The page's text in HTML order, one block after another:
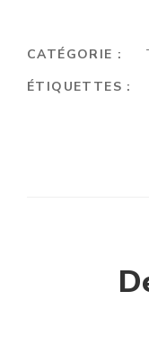
CATÉGORIE :
ÉTIQUETTES :